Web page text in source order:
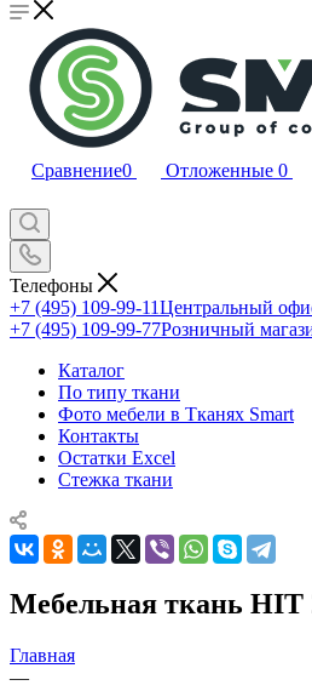
Сравнение0 Отложенные 0
Телефоны
+7 (495) 109-99-11Центральный
+7 (495) 109-99-77Розничный
Каталог
По типу ткани
Фото мебели в Тканях Smart
Контакты
Остатки Excel
Стежка ткани
Мебельная ткань HIT
Главная
—